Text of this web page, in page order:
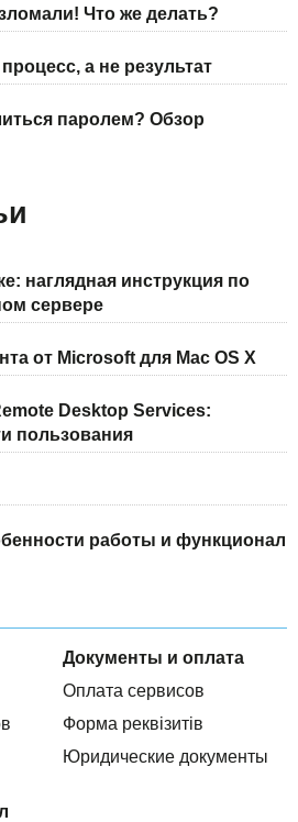
Что же делать?
а не результат
паролем? Обзор
наглядная инструкция по
сервере
от Microsoft для Mac OS X
Desktop Services:
пользования
работы и функционал
Документы и оплата
Оплата сервисов
Форма реквізитів
Юридические документы